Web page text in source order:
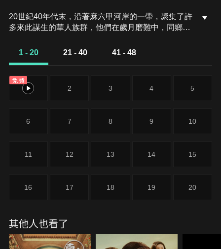
20世紀40年代末，沿著麻六甲河岸的一帶，聚集了許
多來此謀生的華人族群，他們在歲月磨難中，同鄉互
堂口幫會「山海幫」漸漸成為當地華人的發展中心。
會挑戰時，回到星洲重整幫會。二當家劉雄武被謀
殺，背後牽連一系列奪權、地盤爭奪、新人上位的陰
殖民者在背後操縱的一系列事件，「山海幫」和這些
1 - 20 21 - 40 41 - 48
免費
1 2 3 4 5
6 7 8 9 10
11 12 13 14 15
16 17 18 19 20
其他人也看了